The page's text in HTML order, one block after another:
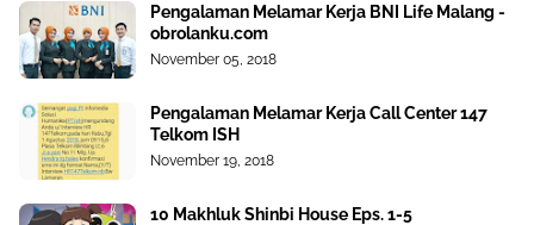
Pengalaman Melamar Kerja BNI Life Malang -
obrolanku.com
November 05, 2018
Pengalaman Melamar Kerja Call Center 147
Telkom ISH
November 19, 2018
10 Makhluk Shinbi House Eps. 1-5